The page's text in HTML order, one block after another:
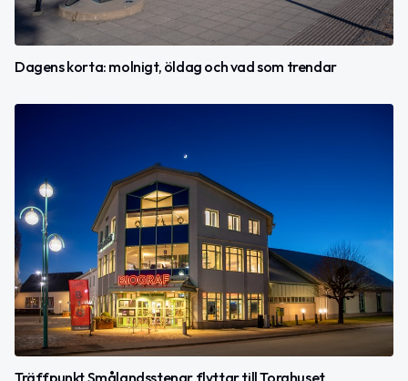
Dagens korta: molnigt, öldag och vad som trendar